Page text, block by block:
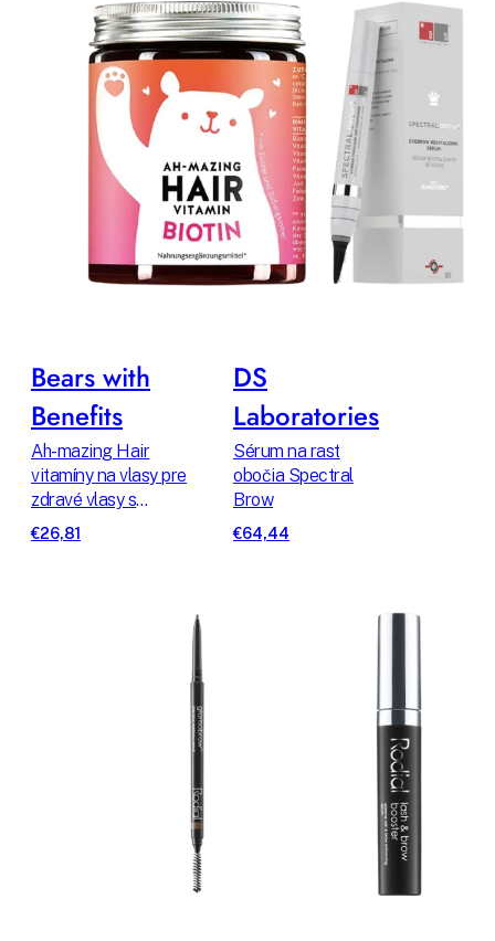
Bears with
Benefits
Ah-mazing Hair
vitamíny na vlasy pre
zdravé vlasy s
biotínom
€26,81
DS
Laboratories
Sérum na rast
obočia Spectral
Brow
€64,44